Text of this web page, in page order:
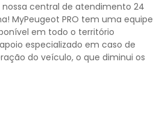
central de atendimento 24
MyPeugeot PRO tem uma equipe
em todo o território
especializado em caso de
do veículo, o que diminui os